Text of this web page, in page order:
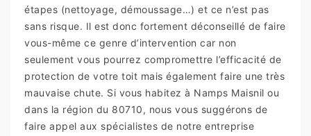
étapes (nettoyage, démoussage…) et ce n’est pas
sans risque. Il est donc fortement déconseillé de faire
vous-même ce genre d’intervention car non
seulement vous pourrez compromettre l’efficacité de
protection de votre toit mais également faire une très
mauvaise chute. Si vous habitez à Namps Maisnil ou
dans la région du 80710, nous vous suggérons de
faire appel aux spécialistes de notre entreprise